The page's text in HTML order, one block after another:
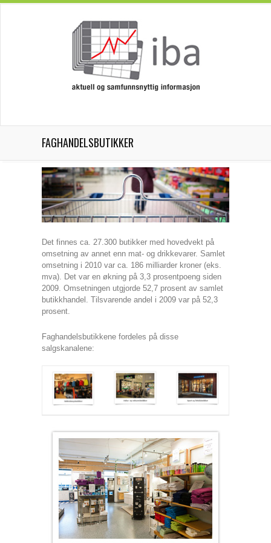
FAGHANDELSBUTIKKER
Det finnes ca. 27.300 butikker med hovedvekt på
omsetning av annet enn mat- og drikkevarer. Samlet
omsetning i 2010 var ca. 186 milliarder kroner (eks.
mva). Det var en økning på 3,3 prosentpoeng siden
2009. Omsetningen utgjorde 52,7 prosent av samlet
butikkhandel. Tilsvarende andel i 2009 var på 52,3
prosent.
Faghandelsbutikkene fordeles på disse
salgskanalene: